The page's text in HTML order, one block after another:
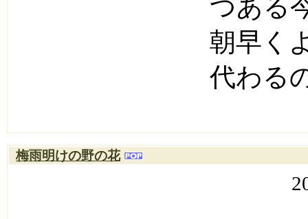
つある
朝早く
代わる
梅雨明けの野の花